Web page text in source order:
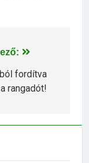
fordítva
rangadót!